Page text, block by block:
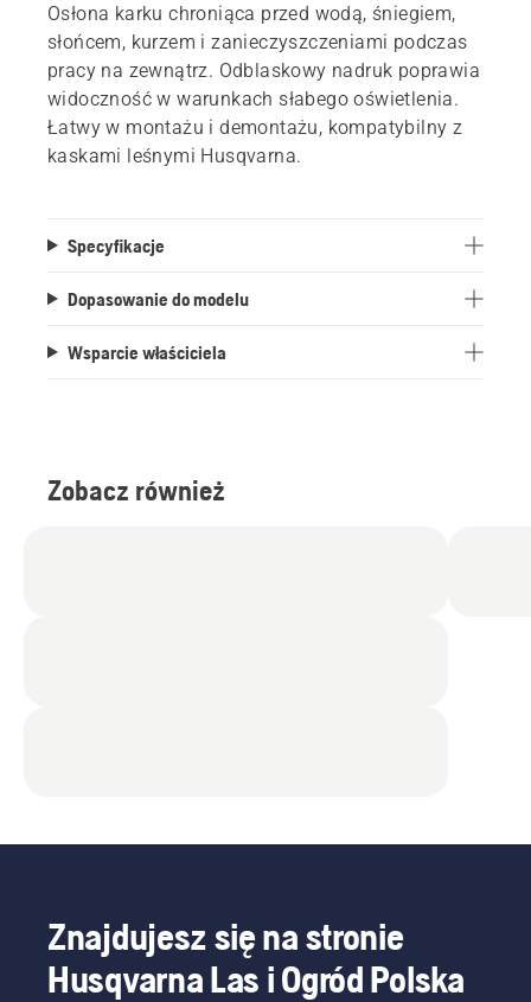
Osłona karku chroniąca przed wodą, śniegiem,
słońcem, kurzem i zanieczyszczeniami podczas
pracy na zewnątrz. Odblaskowy nadruk poprawia
widoczność w warunkach słabego oświetlenia.
Łatwy w montażu i demontażu, kompatybilny z
kaskami leśnymi Husqvarna.
Specyfikacje
Dopasowanie do modelu
Wsparcie właściciela
Zobacz również
Znajdujesz się na stronie
Husqvarna Las i Ogród Polska